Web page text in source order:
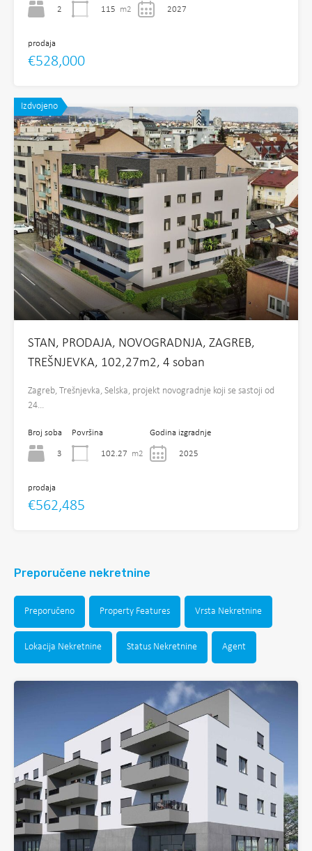
2 115 m2 2027
prodaja
€528,000
Izdvojeno
STAN, PRODAJA, NOVOGRADNJA, ZAGREB,
TREŠNJEVKA, 102,27m2, 4 soban
Zagreb, Trešnjevka, Selska, projekt novogradnje koji se sastoji od
24…
Broj soba
3
Površina
102.27 m2
Godina izgradnje
2025
prodaja
€562,485
Preporučene nekretnine
Preporučeno Property Features Vrsta Nekretnine
Lokacija Nekretnine Status Nekretnine Agent